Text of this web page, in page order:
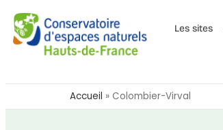
Les sites
Accueil » Colombier-Virval